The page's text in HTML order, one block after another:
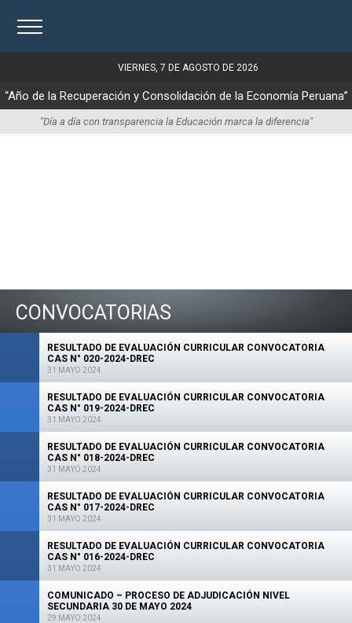
VIERNES, 7 DE AGOSTO DE 2026
“Año de la Recuperación y Consolidación de la Economía Peruana”
"Día a día con transparencia la Educación marca la diferencia"
CONVOCATORIAS
RESULTADO DE EVALUACIÓN CURRICULAR CONVOCATORIA
CAS N° 020-2024-DREC
31 MAYO 2024
RESULTADO DE EVALUACIÓN CURRICULAR CONVOCATORIA
CAS N° 019-2024-DREC
31 MAYO 2024
RESULTADO DE EVALUACIÓN CURRICULAR CONVOCATORIA
CAS N° 018-2024-DREC
31 MAYO 2024
RESULTADO DE EVALUACIÓN CURRICULAR CONVOCATORIA
CAS N° 017-2024-DREC
31 MAYO 2024
RESULTADO DE EVALUACIÓN CURRICULAR CONVOCATORIA
CAS N° 016-2024-DREC
31 MAYO 2024
COMUNICADO – PROCESO DE ADJUDICACIÓN NIVEL
SECUNDARIA 30 DE MAYO 2024
29 MAYO 2024